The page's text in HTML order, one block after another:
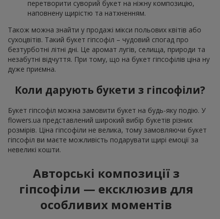
перетворити суворий букет на ніжну композицію,
наповнену щирістю та натхненням.
Також можна знайти у продажі мікси польових квітів або
сухоцвітів. Такий букет гіпсофіл – чудовий спогад про
безтурботні літні дні. Це аромат лугів, селища, природи та
незабутні відчуття. При тому, що на букет гіпсофілів ціна ну
дуже приємна.
Коли дарують букети з гіпсофіли?
Букет гіпсофіл можна замовити букет на будь-яку подію. У
flowers.ua представлений широкий вибір букетів різних
розмірів. Ціна гіпсофіли не велика, тому замовляючи букет
гіпсофіл ви маєте можливість подарувати щирі емоції за
невеликі кошти.
Авторські композиції з
гіпсофіли — ексклюзив для
особливих моментів